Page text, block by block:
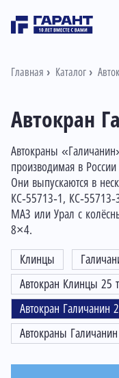
Главная Каталог
Автокран
Автокраны
производимая в
Они выпускаются в
КС‑55713‑1,
МАЗ или Урал с
8×4.
Клинцы
Автокран Клинцы 25
Автокран Галичанин
Автокраны